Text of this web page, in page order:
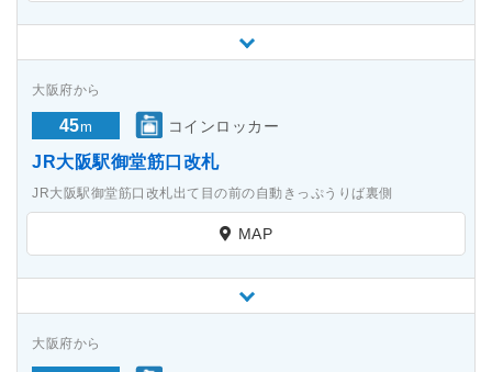
大阪府から
45m コインロッカー
JR大阪駅御堂筋口改札
JR大阪駅御堂筋口改札出て目の前の自動きっぷうりば裏側
MAP
大阪府から